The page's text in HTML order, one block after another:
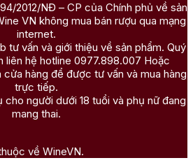
2012/NĐ – CP của Chính phủ về sản
VN không mua bán rượu qua mạng
internet.
tư vấn và giới thiệu về sản phẩm. Quý
liên hệ hotline 0977.898.007 Hoặc
hàng để được tư vấn và mua hàng
trực tiếp.
người dưới 18 tuổi và phụ nữ đang
mang thai.
về WineVN.